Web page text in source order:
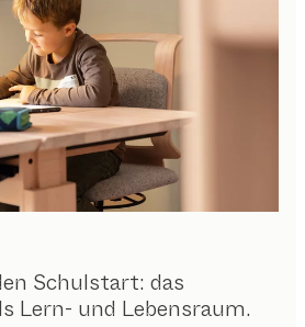
Schulstart: das
Lern- und Lebensraum.